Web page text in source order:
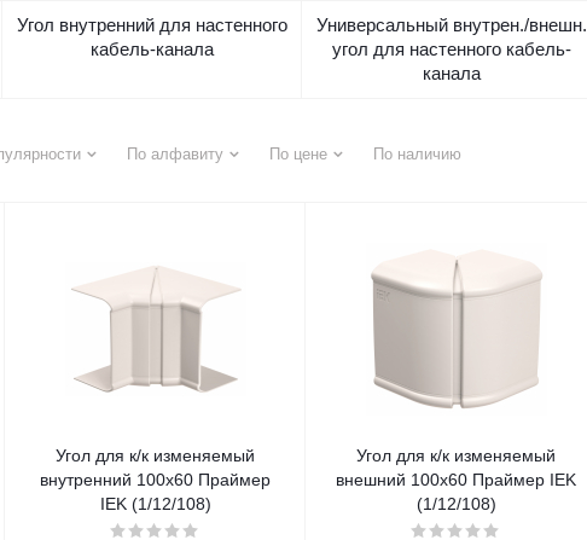
Угол внутренний для настенного
кабель-канала
Универсальный внутрен./внешн.
угол для настенного кабель-
канала
По алфавиту По цене По наличию
Угол для к/к изменяемый
внутренний 100х60 Праймер
IEK (1/12/108)
Угол для к/к изменяемый
внешний 100х60 Праймер IEK
(1/12/108)